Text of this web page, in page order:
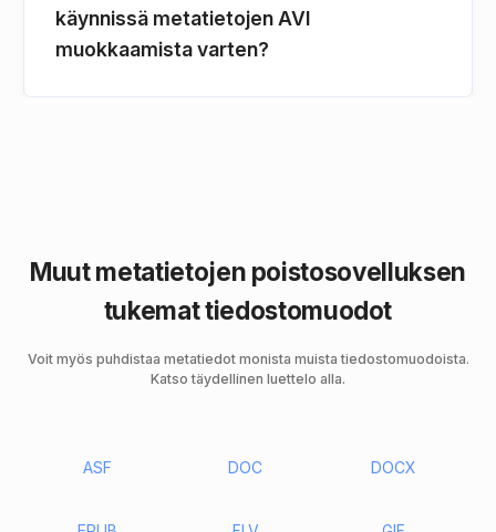
käynnissä metatietojen AVI
muokkaamista varten?
Muut metatietojen poistosovelluksen
tukemat tiedostomuodot
Voit myös puhdistaa metatiedot monista muista tiedostomuodoista.
Katso täydellinen luettelo alla.
ASF DOC DOCX